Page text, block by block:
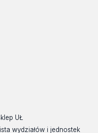
UŁ
Lista wydziałów i jednostek